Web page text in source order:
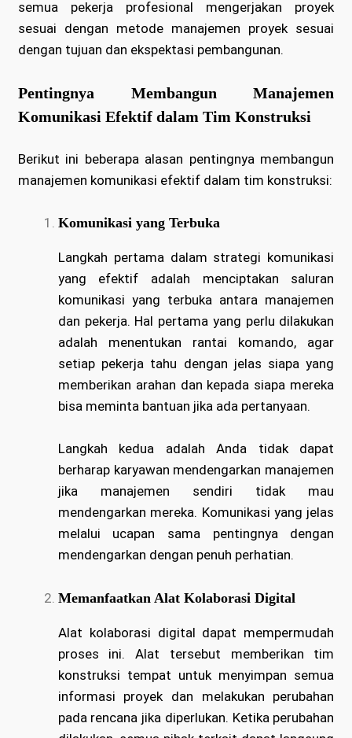
semua pekerja profesional mengerjakan proyek
sesuai dengan metode manajemen proyek sesuai
dengan tujuan dan ekspektasi pembangunan.
Pentingnya Membangun Manajemen
Komunikasi Efektif dalam Tim Konstruksi
Berikut ini beberapa alasan pentingnya membangun
manajemen komunikasi efektif dalam tim konstruksi:
Komunikasi yang Terbuka
Langkah pertama dalam strategi komunikasi
yang efektif adalah menciptakan saluran
komunikasi yang terbuka antara manajemen
dan pekerja. Hal pertama yang perlu dilakukan
adalah menentukan rantai komando, agar
setiap pekerja tahu dengan jelas siapa yang
memberikan arahan dan kepada siapa mereka
bisa meminta bantuan jika ada pertanyaan.
Langkah kedua adalah Anda tidak dapat
berharap karyawan mendengarkan manajemen
jika manajemen sendiri tidak mau
mendengarkan mereka. Komunikasi yang jelas
melalui ucapan sama pentingnya dengan
mendengarkan dengan penuh perhatian.
Memanfaatkan Alat Kolaborasi Digital
Alat kolaborasi digital dapat mempermudah
proses ini. Alat tersebut memberikan tim
konstruksi tempat untuk menyimpan semua
informasi proyek dan melakukan perubahan
pada rencana jika diperlukan. Ketika perubahan